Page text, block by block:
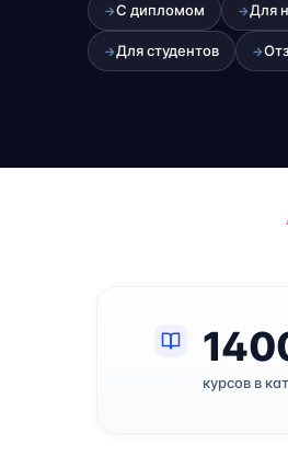
→С дипломом →Для
→Для студентов →
курсов в